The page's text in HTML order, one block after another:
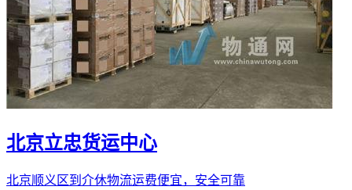
北京立忠货运中心
北京顺义区到介休物流运费便宜，安全可靠